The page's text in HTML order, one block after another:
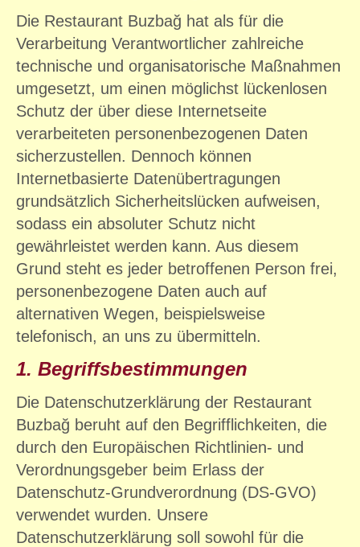
Die Restaurant Buzbağ hat als für die
Verarbeitung Verantwortlicher zahlreiche
technische und organisatorische Maßnahmen
umgesetzt, um einen möglichst lückenlosen
Schutz der über diese Internetseite
verarbeiteten personenbezogenen Daten
sicherzustellen. Dennoch können
Internetbasierte Datenübertragungen
grundsätzlich Sicherheitslücken aufweisen,
sodass ein absoluter Schutz nicht
gewährleistet werden kann. Aus diesem
Grund steht es jeder betroffenen Person frei,
personenbezogene Daten auch auf
alternativen Wegen, beispielsweise
telefonisch, an uns zu übermitteln.
1. Begriffsbestimmungen
Die Datenschutzerklärung der Restaurant
Buzbağ beruht auf den Begrifflichkeiten, die
durch den Europäischen Richtlinien- und
Verordnungsgeber beim Erlass der
Datenschutz-Grundverordnung (DS-GVO)
verwendet wurden. Unsere
Datenschutzerklärung soll sowohl für die